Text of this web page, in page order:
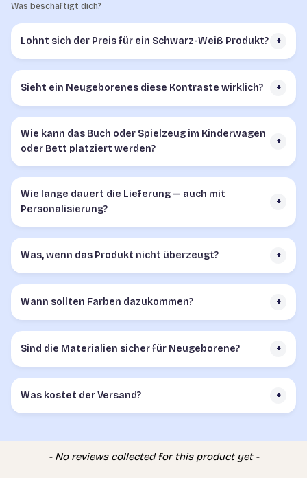
Was beschäftigt dich?
Lohnt sich der Preis für ein Schwarz-Weiß Produkt? +
Sieht ein Neugeborenes diese Kontraste wirklich? +
Wie kann das Buch oder Spielzeug im Kinderwagen
oder Bett platziert werden?
+
Wie lange dauert die Lieferung — auch mit
Personalisierung?
+
Was, wenn das Produkt nicht überzeugt? +
Wann sollten Farben dazukommen? +
Sind die Materialien sicher für Neugeborene? +
Was kostet der Versand? +
- No reviews collected for this product yet -
New content loaded